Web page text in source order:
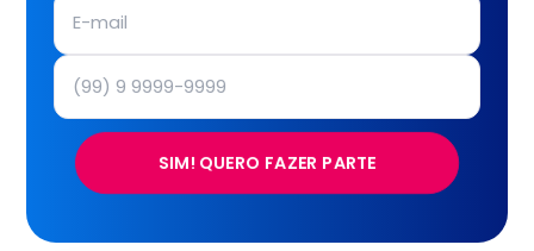
SIM! QUERO FAZER PARTE